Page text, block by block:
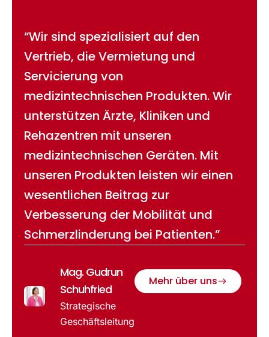
“Wir sind spezialisiert auf den
Vertrieb, die Vermietung und
Servicierung von
medizintechnischen Produkten. Wir
unterstützen Ärzte, Kliniken und
Rehazentren mit unseren
medizintechnischen Geräten. Mit
unseren Produkten leisten wir einen
wesentlichen Beitrag zur
Verbesserung der Mobilität und
Schmerzlinderung bei Patienten.”
Mag. Gudrun
Schuhfried
Strategische
Geschäftsleitung
Mehr über uns